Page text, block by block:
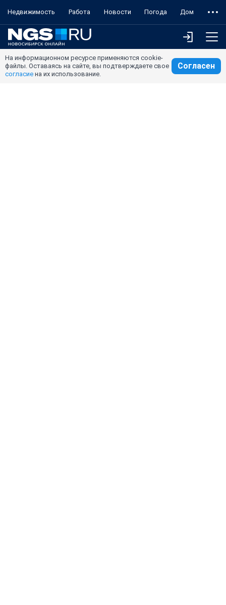
Недвижимость Работа Новости Погода Дом
На информационном ресурсе применяются cookie-
файлы. Оставаясь на сайте, вы подтверждаете свое
согласие на их использование.
Согласен